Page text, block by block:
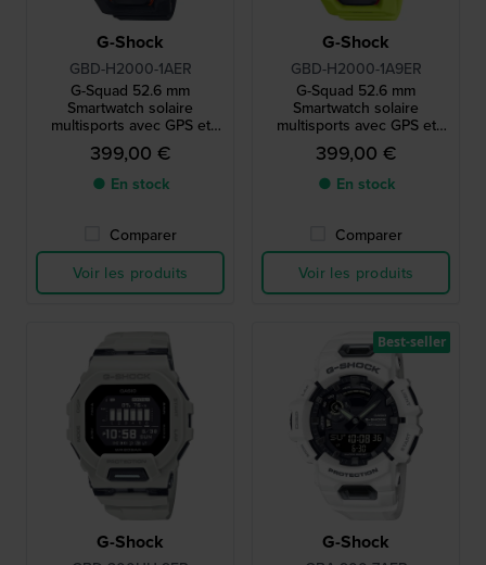
G-Shock
GBD-H2000-1AER
G-Squad 52.6 mm
Smartwatch solaire
multisports avec GPS et
cardiofréquencemètre
399,00 €
● En stock
Comparer
Voir les produits
G-Shock
GBD-H2000-1A9ER
G-Squad 52.6 mm
Smartwatch solaire
multisports avec GPS et
cardiofréquencemètre
399,00 €
● En stock
Comparer
Voir les produits
G-Shock G-Shock
Best-seller